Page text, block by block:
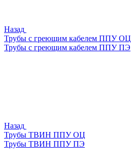
Назад
Трубы с греющим кабелем ППУ ОЦ
Трубы с греющим кабелем ППУ ПЭ
Назад
Трубы ТВИН ППУ ОЦ
Трубы ТВИН ППУ ПЭ